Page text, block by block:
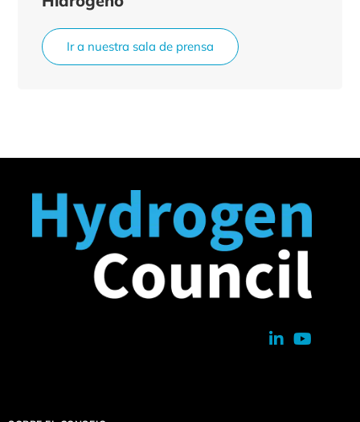
Ir a nuestra sala de prensa